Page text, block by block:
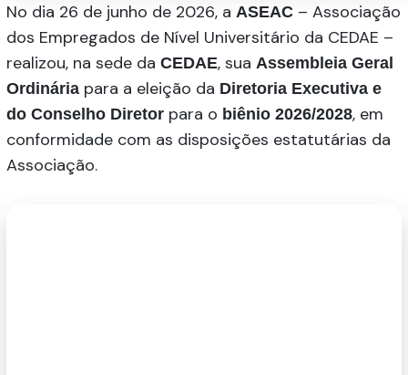
No dia 26 de junho de 2026, aASEAC – Associação
dos Empregados de Nível Universitário da CEDAE –
realizou, na sede daCEDAE, suaAssembleia Geral
Ordinária para a eleição da Diretoria Executiva e
do Conselho Diretor para o biênio 2026/2028, em
conformidade com as disposições estatutárias da
Associação.